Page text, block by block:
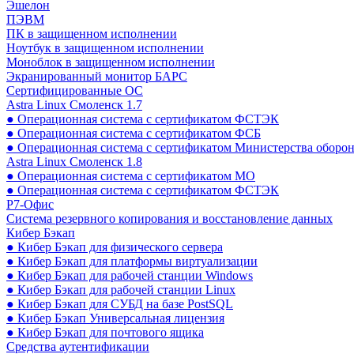
Эшелон
ПЭВМ
ПК в защищенном исполнении
Ноутбук в защищенном исполнении
Моноблок в защищенном исполнении
Экранированный монитор БАРС
Сертифицированные ОС
Astra Linux Смоленск 1.7
● Операционная система с сертификатом ФСТЭК
● Операционная система с сертификатом ФСБ
● Операционная система с сертификатом Министерства
Astra Linux Смоленск 1.8
● Операционная система с сертификатом МО
● Операционная система с сертификатом ФСТЭК
Р7-Офис
Система резервного копирования и восстановление данных
Кибер Бэкап
● Кибер Бэкап для физического сервера
● Кибер Бэкап для платформы виртуализации
● Кибер Бэкап для рабочей станции Windows
● Кибер Бэкап для рабочей станции Linux
● Кибер Бэкап для СУБД на базе PostSQL
● Кибер Бэкап Универсальная лицензия
● Кибер Бэкап для почтового ящика
Средства аутентификации